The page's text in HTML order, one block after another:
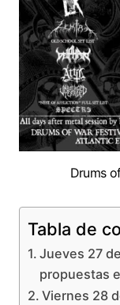
Drums
Tabla de
Jueves 27
propuestas
Viernes 28